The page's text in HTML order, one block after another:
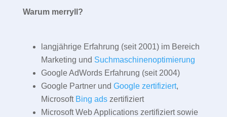
Warum merryll?
langjährige Erfahrung (seit 2001) im Bereich
Marketing und Suchmaschinenoptimierung
Google AdWords Erfahrung (seit 2004)
Google Partner und Google zertifiziert,
Microsoft Bing adszertifiziert
Microsoft Web Applications zertifiziert sowie